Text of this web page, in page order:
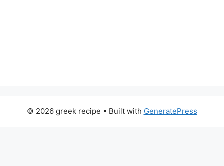
© 2026 greek recipe • Built with GeneratePress